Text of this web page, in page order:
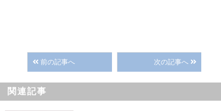
前の記事へ 次の記事へ
関連記事